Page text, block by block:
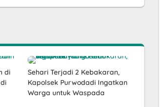
di
Sehari Terjadi 2 Kebakaran,
Kapolsek Purwodadi Ingatkan
Warga untuk Waspada